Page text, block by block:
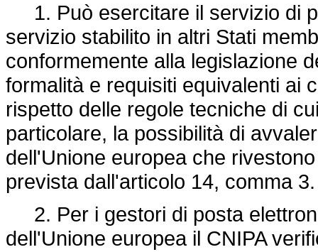
1. Può esercitare il servizio di
servizio stabilito in altri Stati
conformemente alla legislazione
formalità e requisiti equivalenti ai
rispetto delle regole tecniche di
particolare, la possibilità di
dell'Unione europea che
prevista dall'articolo 14, comma 3.
2. Per i gestori di posta
dell'Unione europea il CNIPA